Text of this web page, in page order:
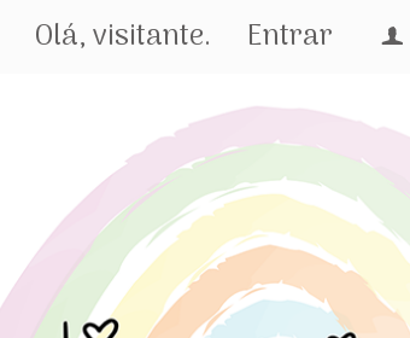
Olá, visitante. Entrar f